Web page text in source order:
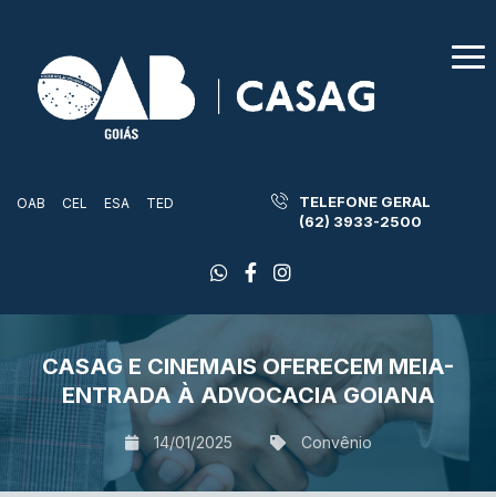
OAB CEL ESA TED
TELEFONE GERAL
(62) 3933-2500
CASAG E CINEMAIS OFERECEM MEIA-
ENTRADA À ADVOCACIA GOIANA
14/01/2025 Convênio